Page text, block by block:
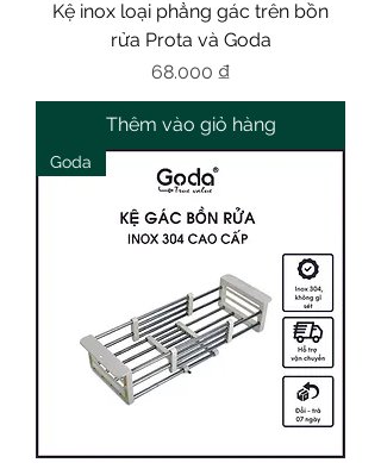
Kệ inox loại phẳng gác trên bồn
rửa Prota và Goda
Giá
68.000 ₫
Thêm vào giỏ hàng
Goda